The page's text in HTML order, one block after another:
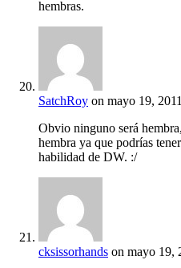
hembras.
SatchRoy on mayo 19,
Obvio ninguno será
hembra ya que podrías
habilidad de DW. :/
cksissorhands on mayo 19,